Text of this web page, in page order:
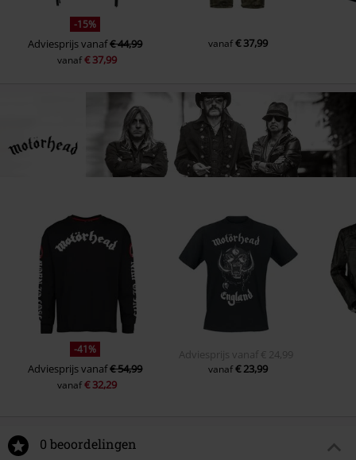
-15%
Adviesprijsvanaf€ 44,99
vanaf€ 37,99
vanaf€ 37,99
-41%
Adviesprijsvanaf€ 54,99
vanaf€ 32,29
Adviesprijs vanaf € 24,99
vanaf€ 23,99
0 beoordelingen